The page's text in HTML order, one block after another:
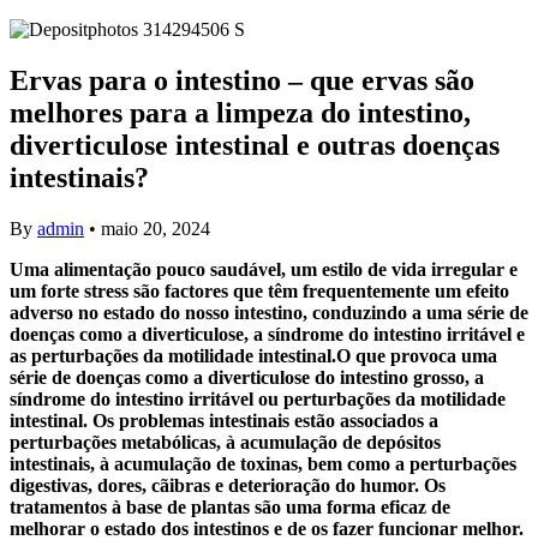
Ervas para o intestino – que ervas são
melhores para a limpeza do intestino,
diverticulose intestinal e outras doenças
intestinais?
By admin • maio 20, 2024
Uma alimentação pouco saudável, um estilo de vida irregular e
um forte stress são factores que têm frequentemente um efeito
adverso no estado do nosso intestino, conduzindo a uma série de
doenças como a diverticulose, a síndrome do intestino irritável e
as perturbações da motilidade intestinal.O que provoca uma
série de doenças como a diverticulose do intestino grosso, a
síndrome do intestino irritável ou perturbações da motilidade
intestinal. Os problemas intestinais estão associados a
perturbações metabólicas, à acumulação de depósitos
intestinais, à acumulação de toxinas, bem como a perturbações
digestivas, dores, cãibras e deterioração do humor. Os
tratamentos à base de plantas são uma forma eficaz de
melhorar o estado dos intestinos e de os fazer funcionar melhor.